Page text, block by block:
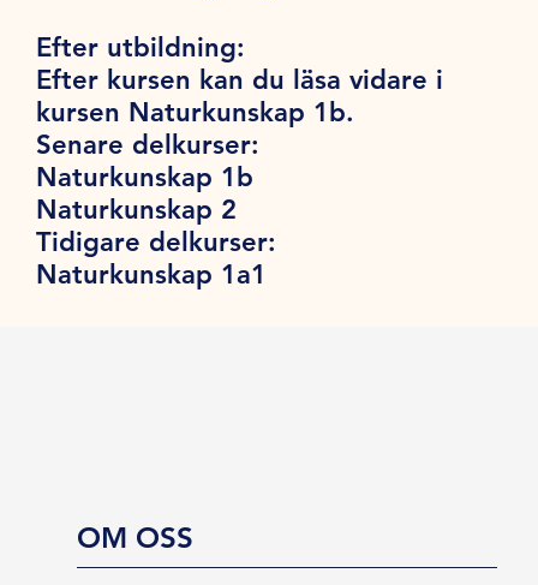
Efter utbildning:
Efter kursen kan du läsa vidare i
kursen Naturkunskap 1b.
Senare delkurser:
Naturkunskap 1b
Naturkunskap 2
Tidigare delkurser:
Naturkunskap 1a1
OM OSS